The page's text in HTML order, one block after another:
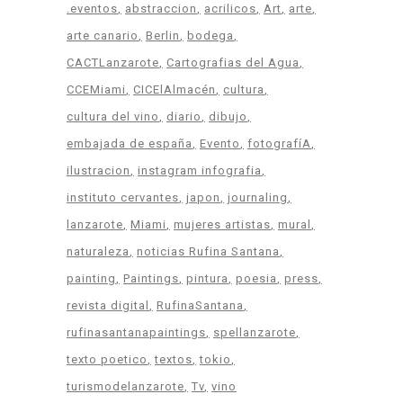
.eventos abstraccion acrilicos Art
arte
arte canario
Berlin
bodega
CACTLanzarote
Cartografias del Agua
CCEMiami
CICElAlmacén
cultura
cultura del vino
diario
dibujo
embajada de españa
Evento
fotografíA
ilustracion
instagram infografia
instituto cervantes japon
journaling
lanzarote Miami mujeres artistas mural
naturaleza
noticias Rufina Santana
painting
Paintings pintura poesia
press
revista digital
RufinaSantana
rufinasantanapaintings
spellanzarote
texto poetico
textos tokio
turismodelanzarote Tv vino